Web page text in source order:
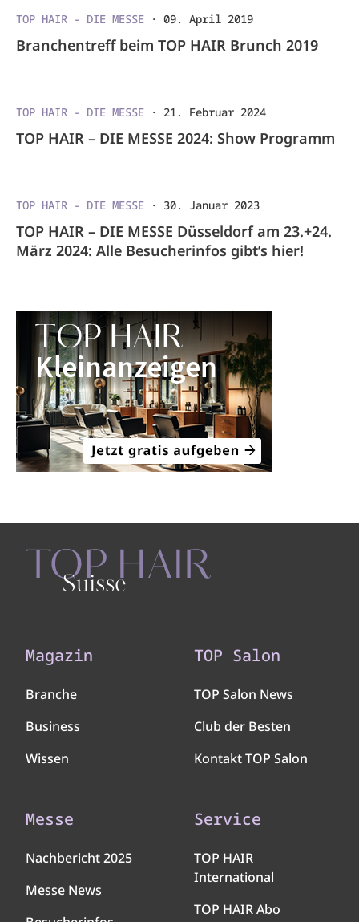
TOP HAIR - DIE MESSE · 09. April 2019
Branchentreff beim TOP HAIR Brunch 2019
TOP HAIR - DIE MESSE · 21. Februar 2024
TOP HAIR – DIE MESSE 2024: Show Programm
TOP HAIR - DIE MESSE · 30. Januar 2023
TOP HAIR – DIE MESSE Düsseldorf am 23.+24.
März 2024: Alle Besucherinfos gibt’s hier!
Magazin
Branche
Business
Wissen
TOP Salon
TOP Salon News
Club der Besten
Kontakt TOP Salon
Messe
Nachbericht 2025
Messe News
Service
TOP HAIR
International
TOP HAIR Abo